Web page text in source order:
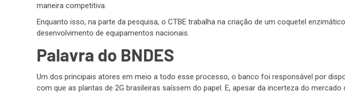
maneira competitiva.
Enquanto isso, na parte da pesquisa, o CTBE trabalha na criação de um coquetel
desenvolvimento de equipamentos nacionais.
Palavra do BNDES
Um dos principais atores em meio a todo esse processo, o banco foi responsável por
com que as plantas de 2G brasileiras saíssem do papel. E, apesar da incerteza do